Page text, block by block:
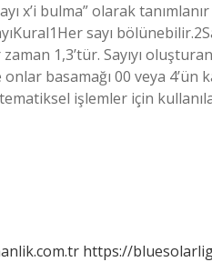
x’i bulma” olarak
sayı
1,3’tür. Sayıyı
basamağı 00 veya 4’ün
işlemler için
https://